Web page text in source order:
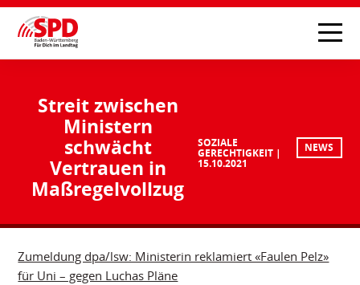
Streit zwischen
Ministern
schwächt
Vertrauen in
Maßregelvollzug
SOZIALE
GERECHTIGKEIT
15.10.2021
NEWS
Zumeldung dpa/lsw: Ministerin reklamiert «Faulen Pelz»
für Uni – gegen Luchas Pläne